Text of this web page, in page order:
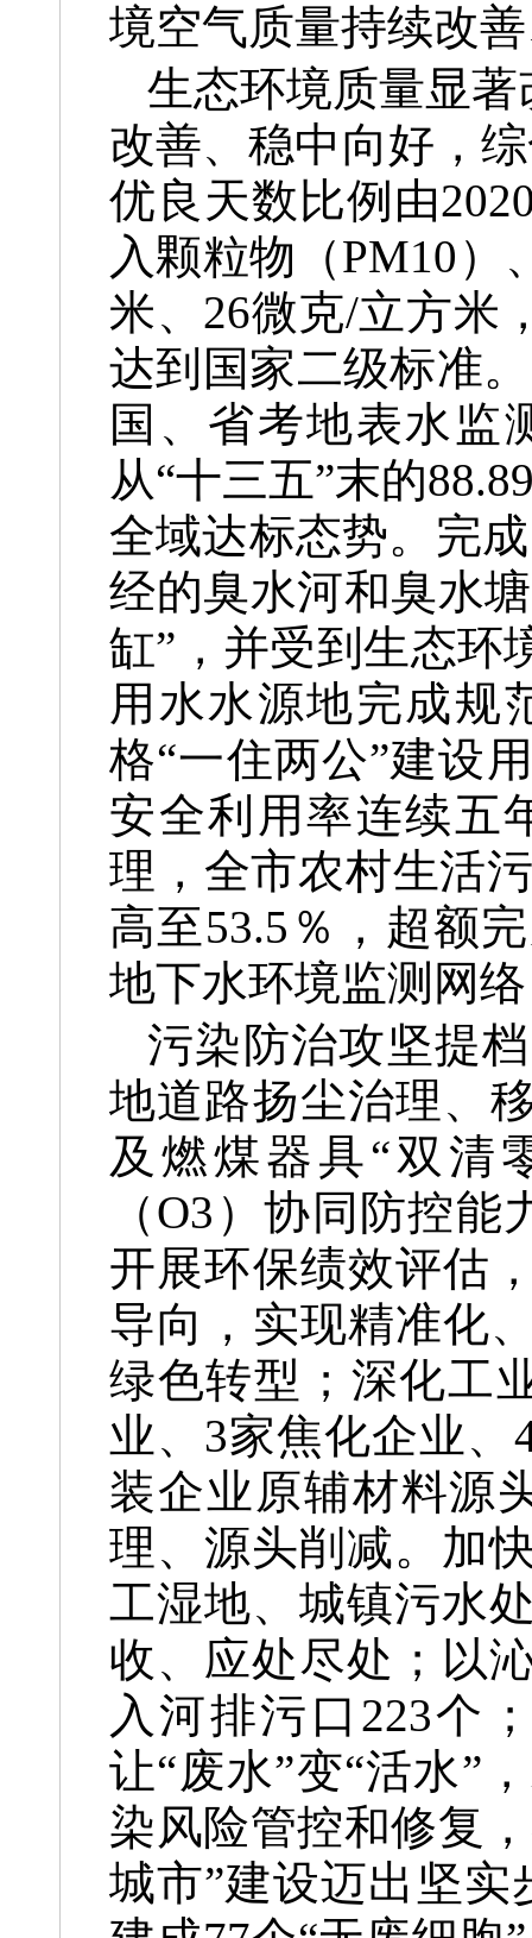
境空气质量持续改
生态环境质量显
改善、稳中向好，
优良天数比例由
入颗粒物（PM10）
米、26微克/立方米
达到国家二级标准
国、省考地表水监
从“十三五”末的
全域达标态势。完
经的臭水河和臭水
缸”，并受到生态环
用水水源地完成规
格“一住两公”建设
安全利用率连续五
理，全市农村生活
高至53.5％，超额
地下水环境监测网
污染防治攻坚提
地道路扬尘治理、
及燃煤器具“双清
（O3）协同防控
开展环保绩效评估
导向，实现精准化
绿色转型；深化工
业、3家焦化企业
装企业原辅材料源
理、源头削减。加
工湿地、城镇污水
收、应处尽处；以
入河排污口223个
让“废水”变“活水”
染风险管控和修复
城市”建设迈出坚实